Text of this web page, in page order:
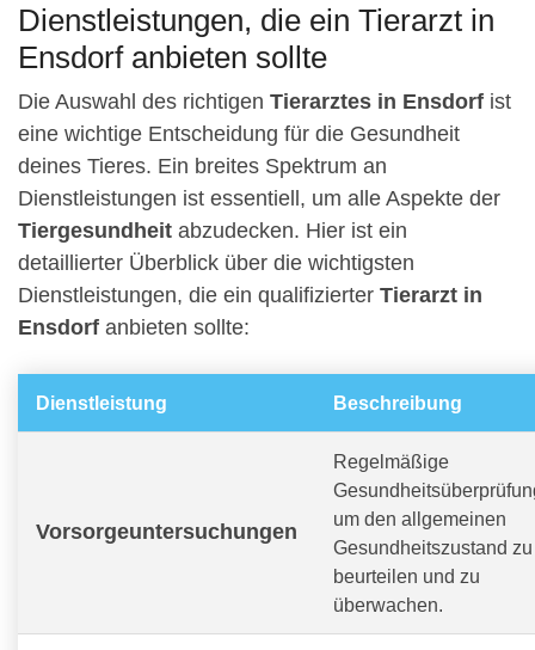
Dienstleistungen, die ein Tierarzt in
Ensdorf anbieten sollte
Die Auswahl des richtigen Tierarztes in Ensdorf ist
eine wichtige Entscheidung für die Gesundheit
deines Tieres. Ein breites Spektrum an
Dienstleistungen ist essentiell, um alle Aspekte der
Tiergesundheit abzudecken. Hier ist ein
detaillierter Überblick über die wichtigsten
Dienstleistungen, die ein qualifizierter Tierarzt in
Ensdorf anbieten sollte:
Dienstleistung Beschreibung
Vorsorgeuntersuchungen
Regelmäßige
um den allgemeinen
Gesundheitszustand zu
beurteilen und zu
überwachen.